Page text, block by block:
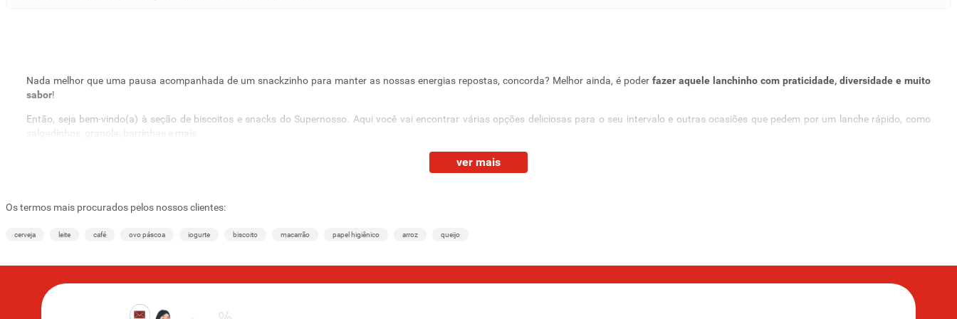
Nada melhor que uma pausa acompanhada de um snackzinho para manter as nossas energias repostas, concorda? Melhor ainda, é poder fazer aquele lanchinho com praticidade, diversidade e muito
sabor!
Então, seja bem-vindo(a) à seção de biscoitos e snacks do Supernosso. Aqui você vai encontrar várias opções deliciosas para o seu intervalo e outras ocasiões que pedem por um lanche rápido, como
salgadinhos, granola, barrinhas e mais.
Você vai se surpreender com a incrível variedade!
Salgadinhos
ver mais
Os termos mais procurados pelos nossos clientes:
cerveja leite café ovo páscoa iogurte biscoito macarrão papel higiênico arroz queijo